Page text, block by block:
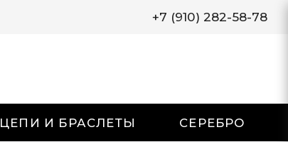
+7 (910) 282-58-78
ЦЕПИ И БРАСЛЕТЫ СЕРЕБРО